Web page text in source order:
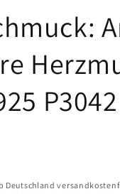
P3042
Deutschland